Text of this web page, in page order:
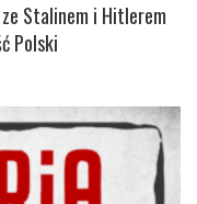
ze Stalinem i Hitlerem
Polski